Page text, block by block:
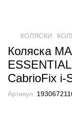
КОЛЯСКИ
Коляска
CabrioFix i-
Артикул: